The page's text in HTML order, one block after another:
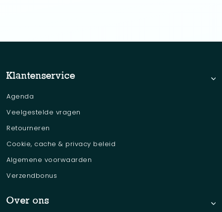
Klantenservice
Agenda
Veelgestelde vragen
Retourneren
Cookie, cache & privacy beleid
Algemene voorwaarden
Verzendbonus
Over ons